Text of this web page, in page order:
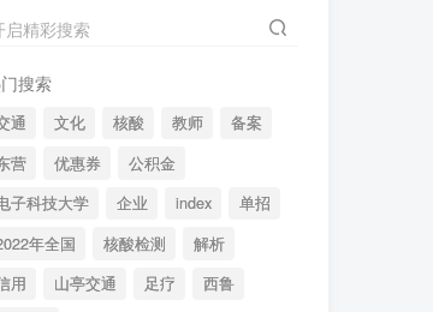
启精彩搜索
搜索
通 文化 核酸 教师
备案
营
优惠券
公积金
子科技大学
企业 index
单招
年全国
核酸检测
解析
用
山亭交通 足疗
西鲁